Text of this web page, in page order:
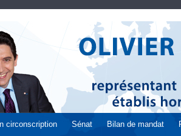
circonscription Sénat Bilan de mandat